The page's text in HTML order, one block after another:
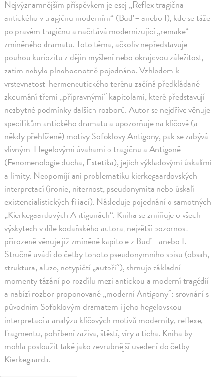
Nejvýznamnějším příspěvkem je esej „Reflex tragična
antického v tragičnu moderním“ (Buď – anebo I), kde se táže
po pravém tragičnu a načrtává modernizující „remake“
zmíněného dramatu. Toto téma, ačkoliv nepředstavuje
pouhou kuriozitu z dějin myšlení nebo okrajovou záležitost,
zatím nebylo plnohodnotně pojednáno. Vzhledem k
vrstevnatosti hermeneutického terénu začíná předkládané
zkoumání třemi „přípravnými“ kapitolami, které představují
nezbytné podmínky dalších rozborů. Autor se nejdříve věnuje
specifikům antického dramatu a upozorňuje na klíčové (a
někdy přehlížené) motivy Sofoklovy Antigony, pak se zabývá
vlivnými Hegelovými úvahami o tragičnu a Antigoně
(Fenomenologie ducha, Estetika), jejich výkladovými úskalími
a limity. Neopomíjí ani problematiku kierkegaardovských
interpretací (ironie, niternost, pseudonymita nebo úskalí
existencialistických filiací). Následuje pojednání o samotných
„Kierkegaardových Antigonách“. Kniha se zmiňuje o všech
výskytech v díle kodaňského autora, největší pozornost
přirozeně věnuje již zmíněné kapitole z Buď – anebo I.
Stručně uvádí do četby tohoto pseudonymního spisu (obsah,
struktura, aluze, netypičtí „autoři“), shrnuje základní
momenty tázání po rozdílu mezi antickou a moderní tragédií
a nabízí rozbor proponované „moderní Antigony“: srovnání s
původním Sofoklovým dramatem i jeho hegelovskou
interpretací a analýzu klíčových motivů modernity, reflexe,
fragmentu, pohřbení zaživa, štěstí, víry a ticha. Kniha by
mohla posloužit také jako zevrubnější uvedení do četby
Kierkegaarda.